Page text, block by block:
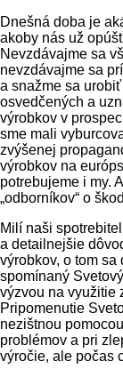
Dnešná doba je
akoby nás už
Nevzdávajme sa
nevzdávajme sa
a snažme sa
osvedčených a
výrobkov v
sme mali
zvýšenej
výrobkov na
potrebujeme i my.
„odborníkov“ o
Milí naši
a detailnejšie
výrobkov, o tom
spomínaný
výzvou na využitie
Pripomenutie
nezištnou
problémov a pri
výročie, ale počas